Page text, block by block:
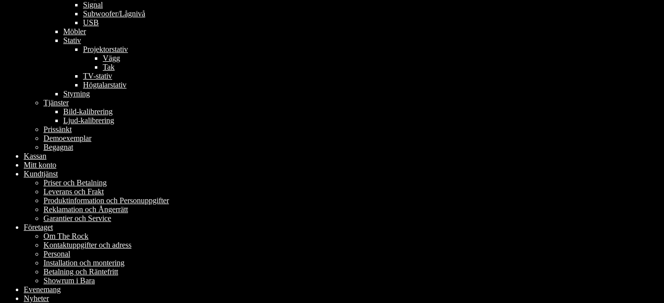
Signal
Subwoofer/Lågnivå
USB
Möbler
Stativ
Projektorstativ
Vägg
Tak
TV-stativ
Högtalarstativ
Styrning
Tjänster
Bild-kalibrering
Ljud-kalibrering
Prissänkt
Demoexemplar
Begagnat
Kassan
Mitt konto
Kundtjänst
Priser och Betalning
Leverans och Frakt
Produktinformation och Personuppgifter
Reklamation och Ångerrätt
Garantier och Service
Företaget
Om The Rock
Kontaktuppgifter och adress
Personal
Installation och montering
Betalning och Räntefritt
Showrum i Bara
Evenemang
Nyheter